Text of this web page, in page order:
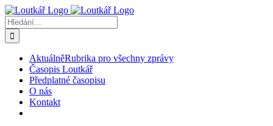
Přeskočit
na
obsah
Hledat:
AktuálněRubrika pro všechny zprávy
Časopis Loutkář
Předplatné časopisu
O nás
Kontakt